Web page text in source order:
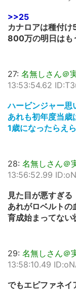
>>25
カナロアは種付
800万の明日はも
27: 名無しさん＠
13:53:54.62
ハービンジャー思
あれも初年度当歳
1歳になったらえ
28: 名無しさん＠
13:56:52.99
見た目が悪すぎる
あれがロベルトの
育成始まってない
29: 名無しさん＠
13:58:10.49
でもエピファネイ